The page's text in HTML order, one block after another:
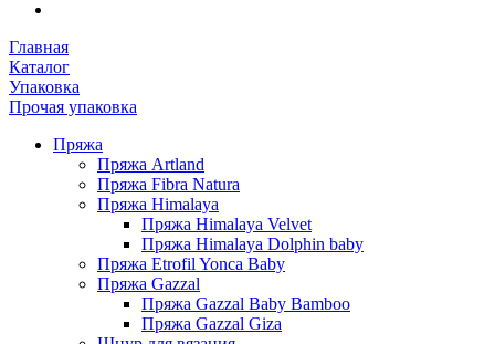
Главная
Каталог
Упаковка
Прочая упаковка
Пряжа
Пряжа Artland
Пряжа Fibra Natura
Пряжа Himalaya
Пряжа Himalaya Velvet
Пряжа Himalaya Dolphin baby
Пряжа Etrofil Yonca Baby
Пряжа Gazzal
Пряжа Gazzal Baby Bamboo
Пряжа Gazzal Giza